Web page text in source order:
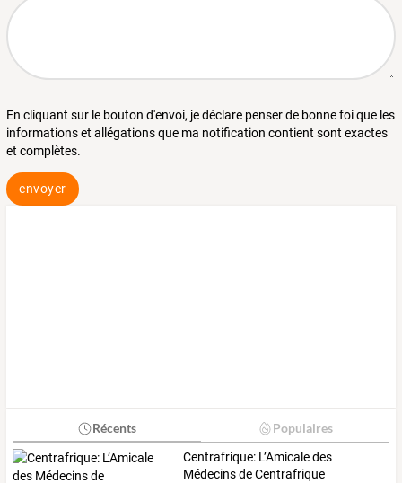
En cliquant sur le bouton d'envoi, je déclare penser de bonne foi que les
informations et allégations que ma notification contient sont exactes
et complètes.
envoyer
Récents Populaires
Centrafrique: L’Amicaledes
MédecinsdeCentrafrique